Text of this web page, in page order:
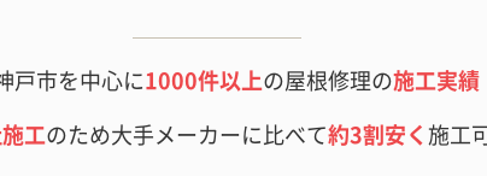
戸市を中心に1000件以上の屋根修理の施工実績
工のため大手メーカーに比べて約3割安く施工